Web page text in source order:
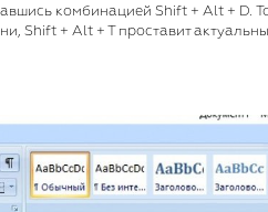
комбинацией Shift + Alt + D.
Shift + Alt + T проставит